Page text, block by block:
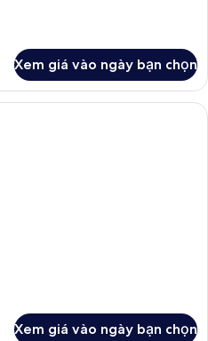
Xem giá vào ngày bạn chọn
Két bảo mật tại phòng, bàn, khu
Xem giá vào ngày bạn chọn